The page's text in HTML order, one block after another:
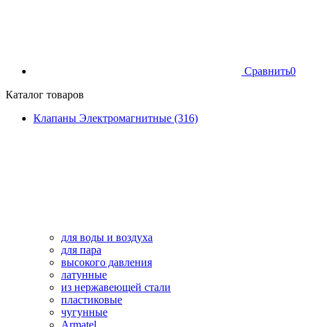
Сравнить0
Каталог товаров
Клапаны Электромагнитные (316)
для воды и воздуха
для пара
высокого давления
латунные
из нержавеющей стали
пластиковые
чугунные